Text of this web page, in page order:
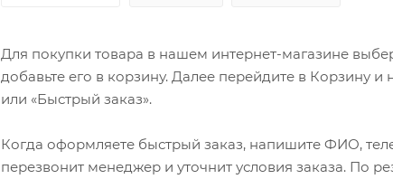
Для покупки товара в нашем интернет-магазине
добавьте его в корзину. Далее перейдите в Корзину
или «Быстрый заказ».
Когда оформляете быстрый заказ, напишите ФИО,
перезвонит менеджер и уточнит условия заказа. По